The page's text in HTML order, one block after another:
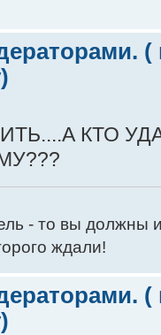
КТО
- то вы должны
ждали!